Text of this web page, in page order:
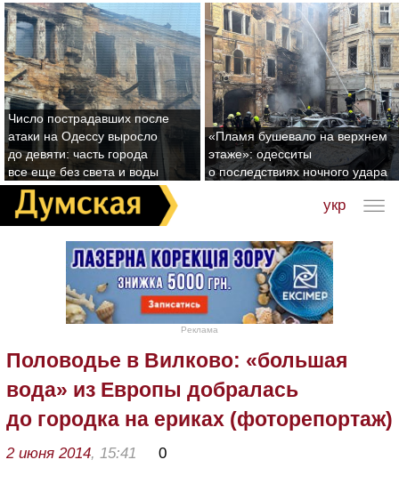
Число пострадавших после
атаки на Одессу выросло
до девяти: часть города
все еще без света и воды
«Пламя бушевало на верхнем
этаже»: одесситы
о последствиях ночного удара
укр
Реклама
Половодье в Вилково: «большая
вода» из Европы добралась
до городка на ериках (фоторепортаж)
2 июня 2014, 15:41 0